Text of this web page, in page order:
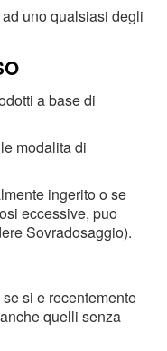
uno qualsiasi degli
a base di
modalita di
ingerito o se
eccessive, puo
Sovradosaggio).
si e recentemente
quelli senza